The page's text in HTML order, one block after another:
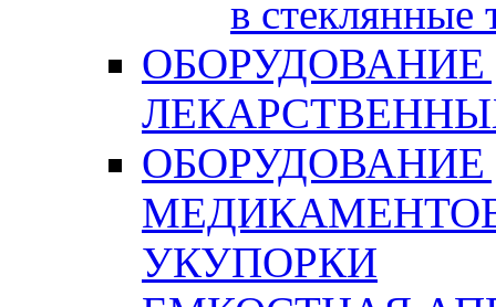
в стеклянные
УКУПОРКИ